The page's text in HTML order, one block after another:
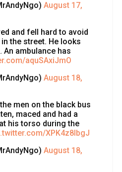
August 17,
and fell hard to avoid
the street. He looks
An ambulance has
aquSAxiJmO
August 18,
men on the black bus
maced and had a
his torso during the
XPK4z8IbgJ
August 18,